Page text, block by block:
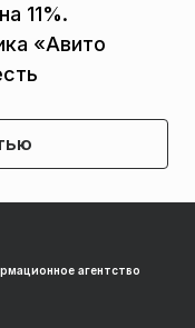
11%.
«Авито
агентство